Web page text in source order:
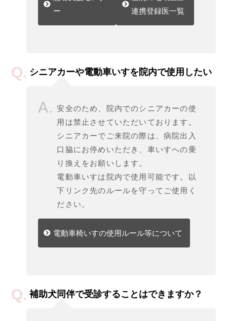
ー
連携登録医一覧
シニアカーや電動車いすを院内で使用したい
安全のため、院内でのシニアカーの使
用は禁止させていただいております。
シニアカーでご来院の際は、病院出入
口脇にお停めいただき、車いすへの乗
り換えをお願いします。
電動車いすは院内で使用可能です。以
下リンク先のルールを守ってご使用く
ださい。
電動車椅いすの使用ルール等について
補助犬同伴で受診することはできますか？